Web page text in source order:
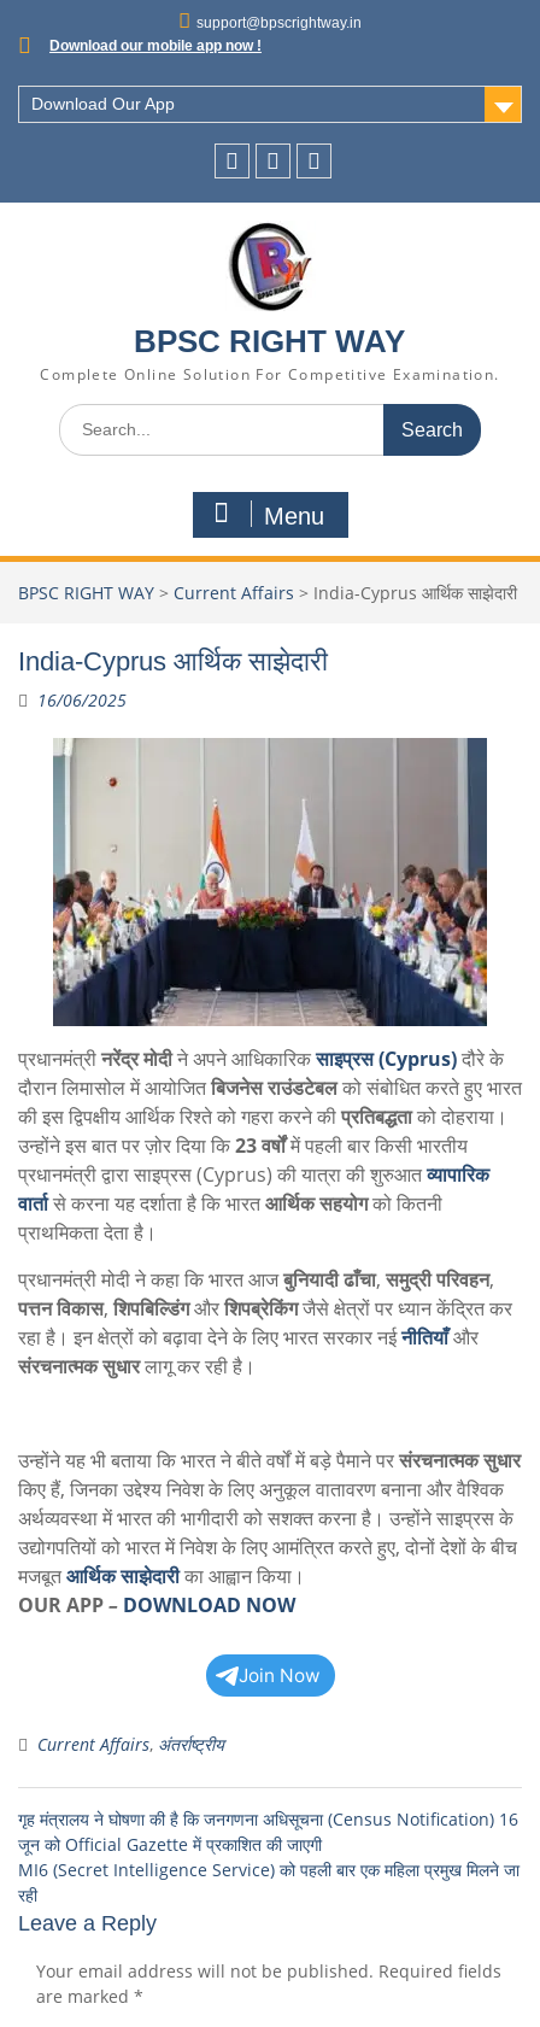
support@bpscrightway.in
Download our mobile app now !
Download Our App
BPSC RIGHT WAY
Complete Online Solution For Competitive Examination.
Menu
BPSC RIGHT WAY > Current Affairs > India-Cyprus आर्थिक साझेदारी
India-Cyprus आर्थिक साझेदारी
16/06/2025
प्रधानमंत्रीनरेंद्र मोदीने अपने आधिकारिकसाइप्रस (Cyprus)दौरे के
दौरान लिमासोल में आयोजितबिजनेस राउंडटेबलको संबोधित करते हुए भारत
की इस द्विपक्षीय आर्थिक रिश्ते को गहरा करने कीप्रतिबद्धताको दोहराया।
उन्होंने इस बात पर ज़ोर दिया कि23 वर्षोंमें पहली बार किसी भारतीय
प्रधानमंत्री द्वारा साइप्रस (Cyprus) की यात्रा की शुरुआतव्यापारिक
वार्तासे करना यह दर्शाता है कि भारतआर्थिक सहयोगको कितनी
प्राथमिकता देता है।
प्रधानमंत्री मोदी ने कहा कि भारत आजबुनियादी ढाँचा,समुद्री परिवहन,
पत्तन विकास,शिपबिल्डिंगऔरशिपब्रेकिंगजैसे क्षेत्रों पर ध्यान केंद्रित कर
रहा है। इन क्षेत्रों को बढ़ावा देने के लिए भारत सरकार नईनीतियाँऔर
संरचनात्मक सुधारलागू कर रही है।
उन्होंने यह भी बताया कि भारत ने बीते वर्षों में बड़े पैमाने परसंरचनात्मक सुधार
किए हैं, जिनका उद्देश्य निवेश के लिए अनुकूल वातावरण बनाना और वैश्विक
अर्थव्यवस्था में भारत की भागीदारी को सशक्त करना है। उन्होंने साइप्रस के
उद्योगपतियों को भारत में निवेश के लिए आमंत्रित करते हुए, दोनों देशों के बीच
मजबूतआर्थिक साझेदारीका आह्वान किया।
OUR APP– DOWNLOAD NOW
Join Now
Current Affairs, अंतर्राष्ट्रीय
गृह मंत्रालय ने घोषणा की है कि जनगणना अधिसूचना (Census Notification) 16
जून को Official Gazette में प्रकाशित की जाएगी
MI6 (Secret Intelligence Service) को पहली बार एक महिला प्रमुख मिलने जा
रही
Leave a Reply
Your email address will not be published. Required fields
are marked *